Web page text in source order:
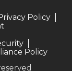
Policy
Policy